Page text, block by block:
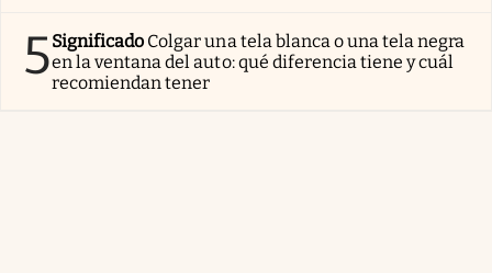
5Significado Colgar una tela blanca o una tela negra
en la ventana del auto: qué diferencia tiene y cuál
recomiendan tener